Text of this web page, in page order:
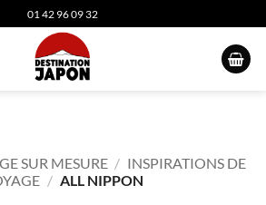
01 42 96 09 32
SUR MESURE / INSPIRATIONS DE
/ ALL NIPPON